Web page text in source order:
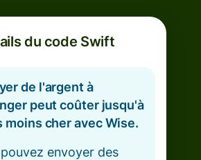
du code Swift
de l'argent à
peut coûter jusqu'à
moins cher avec Wise.
envoyer des